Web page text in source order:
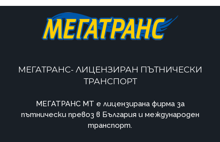
МЕГАТРАНС- ЛИЦЕНЗИРАН ПЪТНИЧЕСКИ
ТРАНСПОРТ
МЕГАТРАНС MT e лицензирана фирма за
пътнически превоз в България и международен
транспорт.